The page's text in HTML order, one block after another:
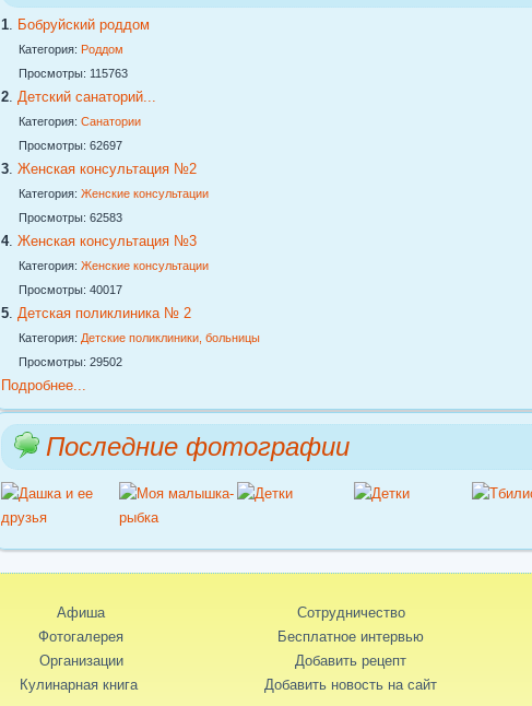
1 Бобруйский роддом
Категория: Роддом
Просмотры: 115763
2 Детский санаторий...
Категория: Санатории
Просмотры: 62697
3 Женская консультация №2
Категория: Женские консультации
Просмотры: 62583
4. Женская консультация №3
Категория: Женские консультации
Просмотры: 40017
5 Детская поликлиника № 2
Категория: Детские поликлиники, больницы
Просмотры: 29502
Подробнее...
Последние фотографии
Афиша
Фотогалерея
Организации
Кулинарная книга
Сотрудничество
Бесплатное интервью
Добавить рецепт
Добавить новость на сайт